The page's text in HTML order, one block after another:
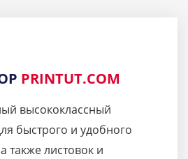
PRINTUT.COM
высококлассный
быстрого и удобного
также листовок и